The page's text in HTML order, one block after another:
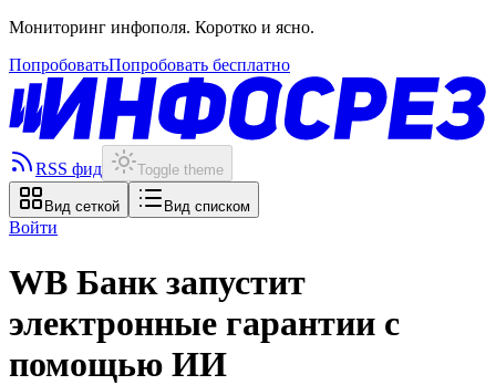
Мониторинг инфополя. Коротко и ясно.
ПопробоватьПопробовать бесплатно
RSS фид Toggle theme
Вид сеткой Вид списком
Войти
WB Банк запустит
электронные гарантии с
помощью ИИ